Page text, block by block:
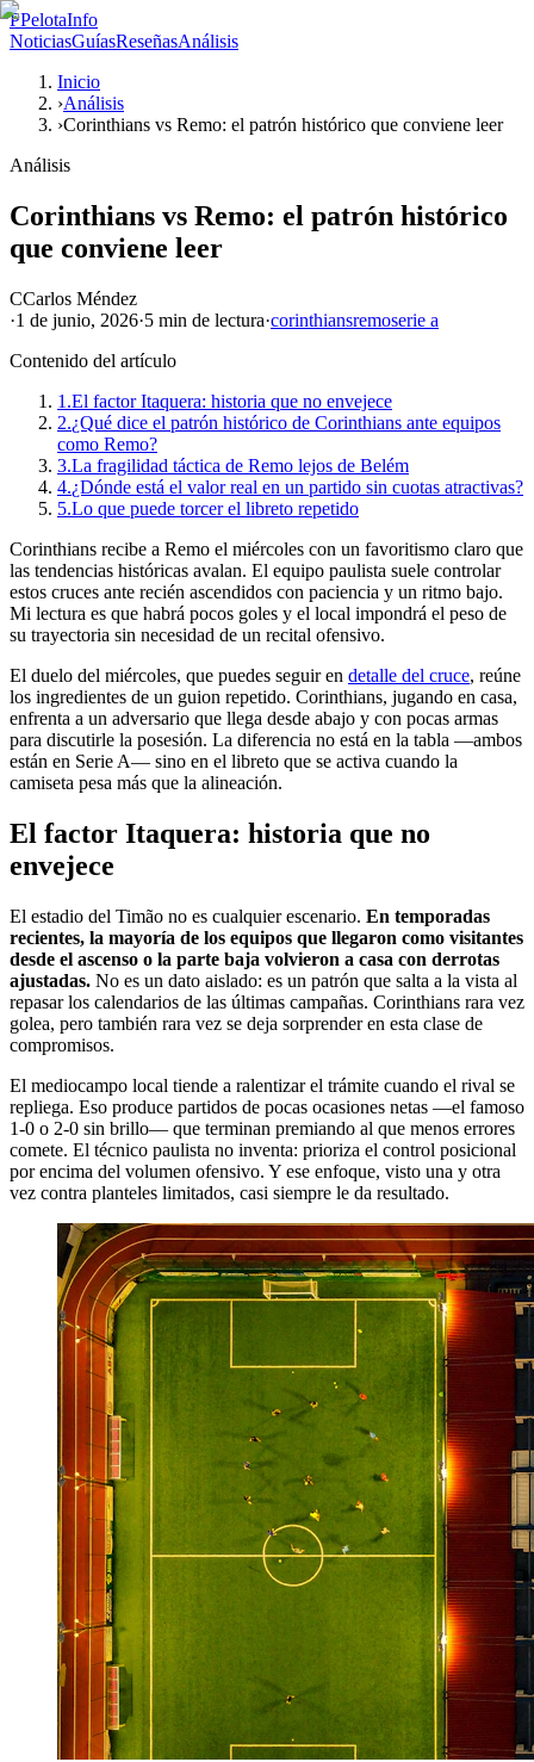
PPelotaInfo
NoticiasGuíasReseñasAnálisis
Inicio
›Análisis
›Corinthians vs Remo: el patrón histórico que conviene leer
Análisis
Corinthians vs Remo: el patrón histórico
que conviene leer
CCarlos Méndez
·1 de junio, 2026·5 min de lectura·corinthiansremoserie a
Contenido del artículo
1.El factor Itaquera: historia que no envejece
2.¿Qué dice el patrón histórico de Corinthians ante equipos
como Remo?
3.La fragilidad táctica de Remo lejos de Belém
4.¿Dónde está el valor real en un partido sin cuotas atractivas?
5.Lo que puede torcer el libreto repetido
Corinthians recibe a Remo el miércoles con un favoritismo claro que
las tendencias históricas avalan. El equipo paulista suele controlar
estos cruces ante recién ascendidos con paciencia y un ritmo bajo.
Mi lectura es que habrá pocos goles y el local impondrá el peso de
su trayectoria sin necesidad de un recital ofensivo.
El duelo del miércoles, que puedes seguir en detalle del cruce, reúne
los ingredientes de un guion repetido. Corinthians, jugando en casa,
enfrenta a un adversario que llega desde abajo y con pocas armas
para discutirle la posesión. La diferencia no está en la tabla —ambos
están en Serie A— sino en el libreto que se activa cuando la
camiseta pesa más que la alineación.
El factor Itaquera: historia que no
envejece
El estadio del Timão no es cualquier escenario. En temporadas
recientes, la mayoría de los equipos que llegaron como visitantes
desde el ascenso o la parte baja volvieron a casa con derrotas
ajustadas. No es un dato aislado: es un patrón que salta a la vista al
repasar los calendarios de las últimas campañas. Corinthians rara vez
golea, pero también rara vez se deja sorprender en esta clase de
compromisos.
El mediocampo local tiende a ralentizar el trámite cuando el rival se
repliega. Eso produce partidos de pocas ocasiones netas —el famoso
1-0 o 2-0 sin brillo— que terminan premiando al que menos errores
comete. El técnico paulista no inventa: prioriza el control posicional
por encima del volumen ofensivo. Y ese enfoque, visto una y otra
vez contra planteles limitados, casi siempre le da resultado.